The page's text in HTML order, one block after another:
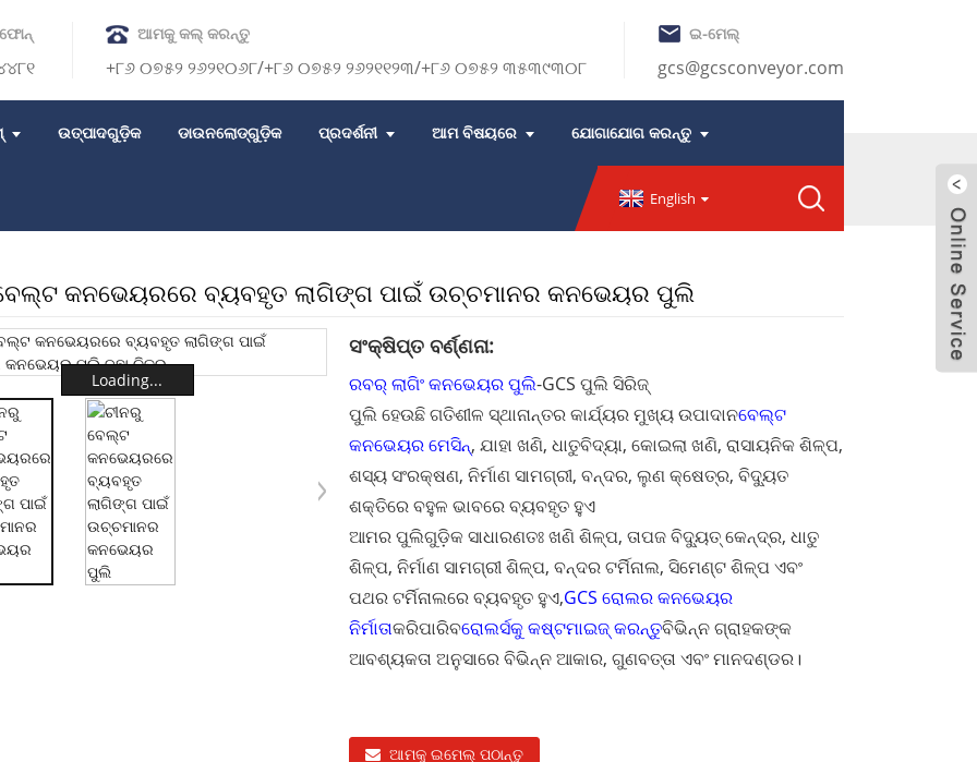
ଆମକୁ କଲ୍ କରନ୍ତୁ
+୮୬ ୦୭୫୨ ୨୬୨୧୦୬୮/+୮୬ ୦୭୫୨ ୨୬୨୧୧୨୩/+୮୬ ୦୭୫୨ ୩୫୩୯୩୦୮
ଇ-ମେଲ୍
gcs@gcsconveyor.com
ଉତ୍ପାଦଗୁଡ଼ିକ ଡାଉନଲୋଡ୍‌ଗୁଡ଼ିକ ପ୍ରଦର୍ଶନୀ ଆମ ବିଷୟରେ ଯୋଗାଯୋଗ କରନ୍ତୁ
English
କନଭେୟରରେ ବ୍ୟବହୃତ ଲାଗିଙ୍ଗ ପାଇଁ ଉଚ୍ଚମାନର କନଭେୟର ପୁଲି
Loading...
ସଂକ୍ଷିପ୍ତ ବର୍ଣ୍ଣନା:
ରବର୍ ଲାଗିଂ କନଭେୟର ପୁଲି-GCS ପୁଲି ସିରିଜ୍
ପୁଲି ହେଉଛି ଗତିଶୀଳ ସ୍ଥାନାନ୍ତର କାର୍ଯ୍ୟର ମୁଖ୍ୟ ଉପାଦାନବେଲ୍ଟ
କନଭେୟର ମେସିନ୍, ଯାହା ଖଣି, ଧାତୁବିଦ୍ୟା, କୋଇଲା ଖଣି, ରାସାୟନିକ ଶିଳ୍ପ,
ଶସ୍ୟ ସଂରକ୍ଷଣ, ନିର୍ମାଣ ସାମଗ୍ରୀ, ବନ୍ଦର, ଲୁଣ କ୍ଷେତ୍ର, ବିଦ୍ୟୁତ
ଶକ୍ତିରେ ବହୁଳ ଭାବରେ ବ୍ୟବହୃତ ହୁଏ
ଆମର ପୁଲିଗୁଡ଼ିକ ସାଧାରଣତଃ ଖଣି ଶିଳ୍ପ, ତାପଜ ବିଦ୍ୟୁତ୍ କେନ୍ଦ୍ର, ଧାତୁ
ଶିଳ୍ପ, ନିର୍ମାଣ ସାମଗ୍ରୀ ଶିଳ୍ପ, ବନ୍ଦର ଟର୍ମିନାଲ, ସିମେଣ୍ଟ ଶିଳ୍ପ ଏବଂ
ପଥର ଟର୍ମିନାଲରେ ବ୍ୟବହୃତ ହୁଏ,GCS ରୋଲର କନଭେୟର
ନିର୍ମାତାକରିପାରିବରୋଲର୍ସକୁ କଷ୍ଟମାଇଜ୍ କରନ୍ତୁବିଭିନ୍ନ ଗ୍ରାହକଙ୍କ
ଆବଶ୍ୟକତା ଅନୁସାରେ ବିଭିନ୍ନ ଆକାର, ଗୁଣବତ୍ତା ଏବଂ ମାନଦଣ୍ଡର।
ଆମକୁ ଇମେଲ୍ ପଠାନ୍ତୁ